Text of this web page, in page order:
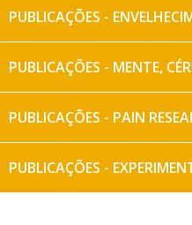
PUBLICAÇÕES -
PUBLICAÇÕES - MENTE,
PUBLICAÇÕES - PAIN
PUBLICAÇÕES -